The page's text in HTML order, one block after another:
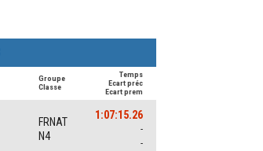
Groupe
Classe
Temps
Ecart préc
Ecart prem
FRNAT
N4
1:07:15.26
-
-